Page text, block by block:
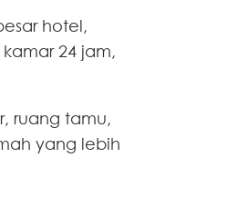
hotel,
24 jam,
ruang tamu,
yang lebih